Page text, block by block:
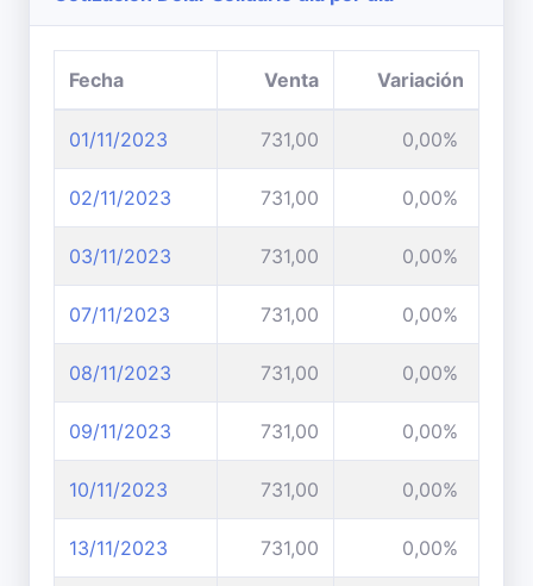
Fecha Venta Variación
01/11/2023 731,00 0,00%
02/11/2023 731,00 0,00%
03/11/2023 731,00 0,00%
07/11/2023 731,00 0,00%
08/11/2023 731,00 0,00%
09/11/2023 731,00 0,00%
10/11/2023 731,00 0,00%
13/11/2023 731,00 0,00%